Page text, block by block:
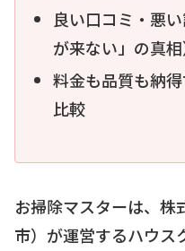
良い口コミ・悪
が来ない」の真相
料金も品質も納
比較
お掃除マスターは、株
市）が運営するハウス